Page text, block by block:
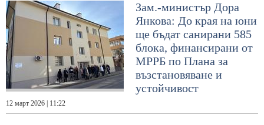
Зам.-министър Дора
Янкова: До края на юни
ще бъдат санирани 585
блока, финансирани от
МРРБ по Плана за
възстановяване и
устойчивост
12 март 2026 | 11:22